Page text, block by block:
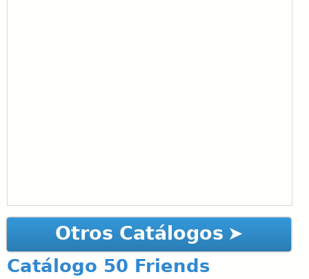
Otros Catálogos
Catálogo 50 Friends